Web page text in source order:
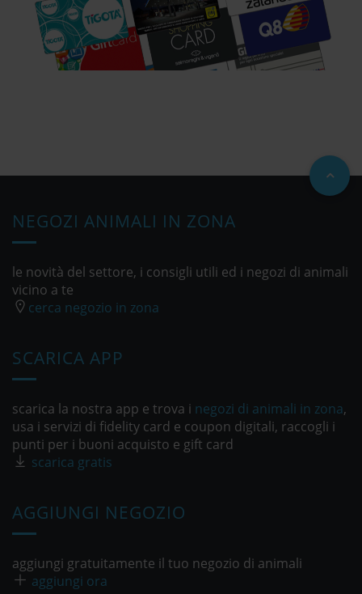
NEGOZI ANIMALI IN ZONA
le novità del settore, i consigli utili ed i negozi di animali
vicino a te
cerca negozio in zona
SCARICA APP
scarica la nostra app e trova i negozi di animali in zona,
usa i servizi di fidelity card e coupon digitali, raccogli i
punti per i buoni acquisto e gift card
scarica gratis
AGGIUNGI NEGOZIO
aggiungi gratuitamente il tuo negozio di animali
aggiungi ora